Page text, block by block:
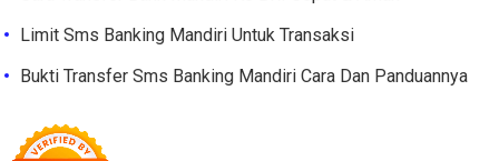
Limit Sms Banking Mandiri Untuk Transaksi
Bukti Transfer Sms Banking Mandiri Cara Dan Panduannya